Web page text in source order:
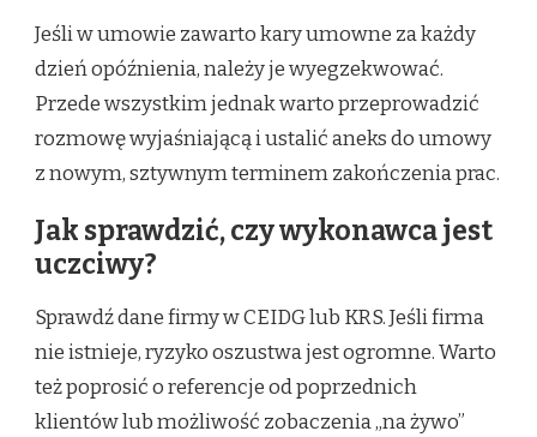
Jeśli w umowie zawarto kary umowne za każdy
dzień opóźnienia, należy je wyegzekwować.
Przede wszystkim jednak warto przeprowadzić
rozmowę wyjaśniającą i ustalić aneks do umowy
z nowym, sztywnym terminem zakończenia prac.
Jak sprawdzić, czy wykonawca jest
uczciwy?
Sprawdź dane firmy w CEIDG lub KRS. Jeśli firma
nie istnieje, ryzyko oszustwa jest ogromne. Warto
też poprosić o referencje od poprzednich
klientów lub możliwość zobaczenia „na żywo”